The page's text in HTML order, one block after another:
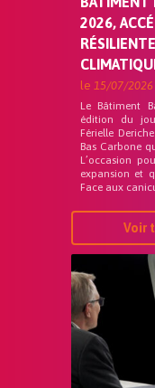
2026,
le 15/07/2026
Le Bâtiment
édition du
Férielle
Bas Carbone
L’occasion
expansion et
Face aux
Voir